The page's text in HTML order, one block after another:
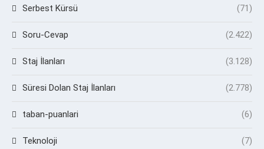
Serbest Kürsü (71)
Soru-Cevap (2.422)
Staj İlanları (3.128)
Süresi Dolan Staj İlanları (2.778)
taban-puanlari (6)
Teknoloji (7)